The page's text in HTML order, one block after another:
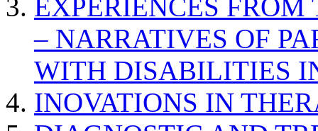
EXPERIENCES
– NARRATIVES OF
WITH DISABILITIES
INOVATIONS IN